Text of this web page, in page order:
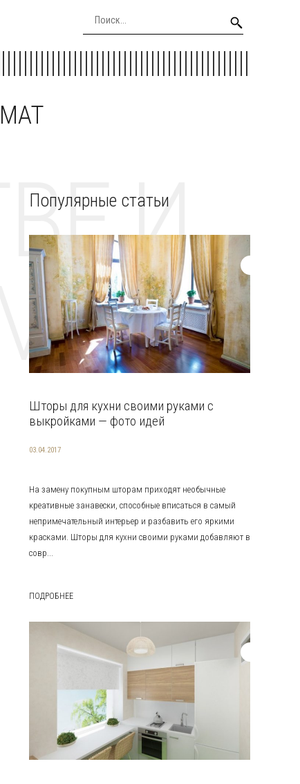
И
Популярные статьи
Шторы для кухни своими руками с
выкройками — фото идей
03.04.2017
На замену покупным шторам приходят необычные
креативные занавески, способные вписаться в самый
непримечательный интерьер и разбавить его яркими
красками. Шторы для кухни своими руками добавляют в
совр...
ПОДРОБНЕЕ